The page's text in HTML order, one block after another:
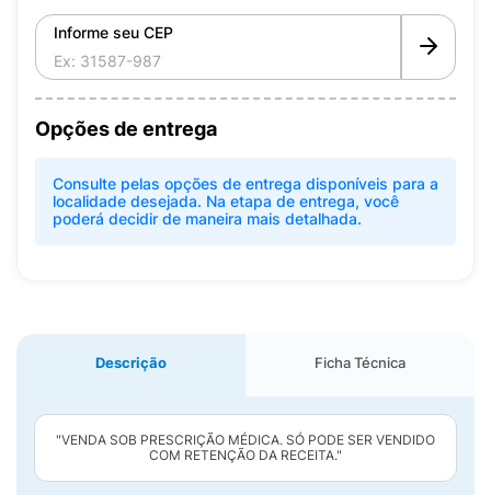
Informe seu CEP
Opções de entrega
Consulte pelas opções de entrega disponíveis para a
localidade desejada. Na etapa de entrega, você
poderá decidir de maneira mais detalhada.
Descrição Ficha Técnica
"VENDA SOB PRESCRIÇÃO MÉDICA. SÓ PODE SER VENDIDO
COM RETENÇÃO DA RECEITA."